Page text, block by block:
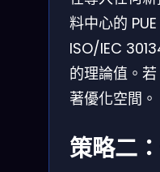
料中心的
ISO/IEC
的理論值。
著優化空間。
策略二